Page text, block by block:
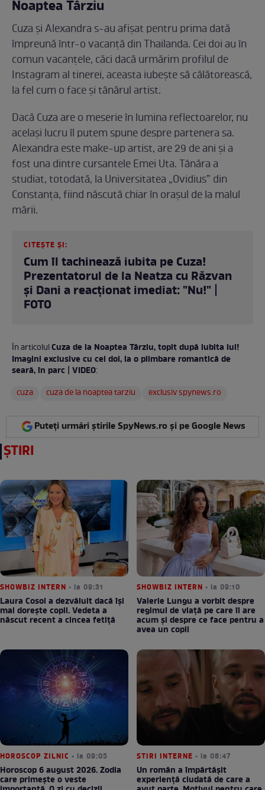
Noaptea Târziu
Cuza și Alexandra s-au afișat pentru prima dată
împreună într-o vacanță din Thailanda. Cei doi au în
comun vacanțele, căci dacă urmărim profilul de
Instagram al tinerei, aceasta iubește să călătorească,
la fel cum o face și tânărul artist.
Dacă Cuza are o meserie în lumina reflectoarelor, nu
același lucru îl putem spune despre partenera sa.
Alexandra este make-up artist, are 29 de ani și a
fost una dintre cursantele Emei Uta. Tânăra a
studiat, totodată, la Universitatea „Ovidius” din
Constanța, fiind născută chiar în orașul de la malul
mării.
CITEȘTE ȘI:
Cum îl tachinează iubita pe Cuza!
Prezentatorul de la Neatza cu Răzvan
și Dani a reacționat imediat: "Nu!" |
FOTO
În articolulCuza de la Noaptea Târziu, topit după iubita lui!
Imagini exclusive cu cei doi, la o plimbare romantică de
seară, în parc | VIDEO:
cuza
cuza de la noaptea tarziu exclusiv spynews.ro
Puteți urmări știrile SpyNews.ro și pe Google News
ȘTIRI
SHOWBIZ INTERN • la 09:31
Laura Cosoi a dezvăluit dacă își
mai dorește copii. Vedeta a
născut recent a cincea fetiță
SHOWBIZ INTERN • la 09:10
Valerie Lungu a vorbit despre
regimul de viață pe care îl are
acum și despre ce face pentru a
avea un copil
HOROSCOP ZILNIC • la 09:05
Horoscop 6 august 2026. Zodia
care primește o veste
STIRI INTERNE • la 08:47
Un român a împărtășit
experiență ciudată de care a